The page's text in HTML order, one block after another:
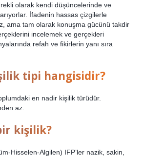
olarak kendi düşüncelerinde ve
İfadenin hassas çizgilerle
ama tam olarak konuşma gücünü takdir
incelemek ve gerçekleri
refah ve fikirlerin yanı sıra
tipi hangisidir?
en nadir kişilik türüdür.
az.
kişilik?
Hisselen-Algilen) IFP’ler nazik, sakin,